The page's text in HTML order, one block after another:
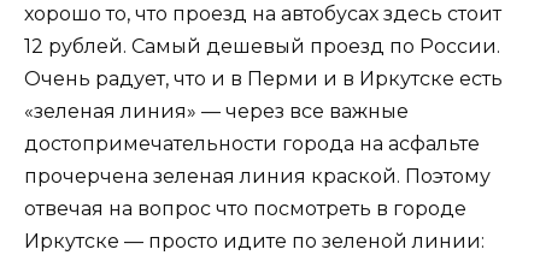
хорошо то, что проезд на автобусах здесь стоит
12 рублей. Самый дешевый проезд по России.
Очень радует, что и в Перми и в Иркутске есть
«зеленая линия» — через все важные
достопримечательности города на асфальте
прочерчена зеленая линия краской. Поэтому
отвечая на вопрос что посмотреть в городе
Иркутске — просто идите по зеленой линии: